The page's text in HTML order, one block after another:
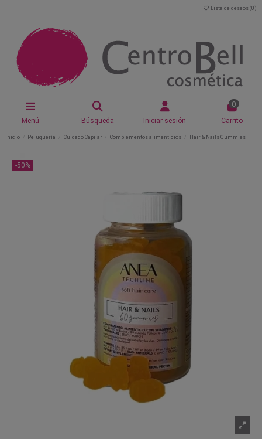
Lista de deseos (0 )
Menú Búsqueda Iniciar sesión
0
Carrito
Inicio Peluquería Cuidado Capilar Complementos alimenticios Hair & Nails Gummies
-50%